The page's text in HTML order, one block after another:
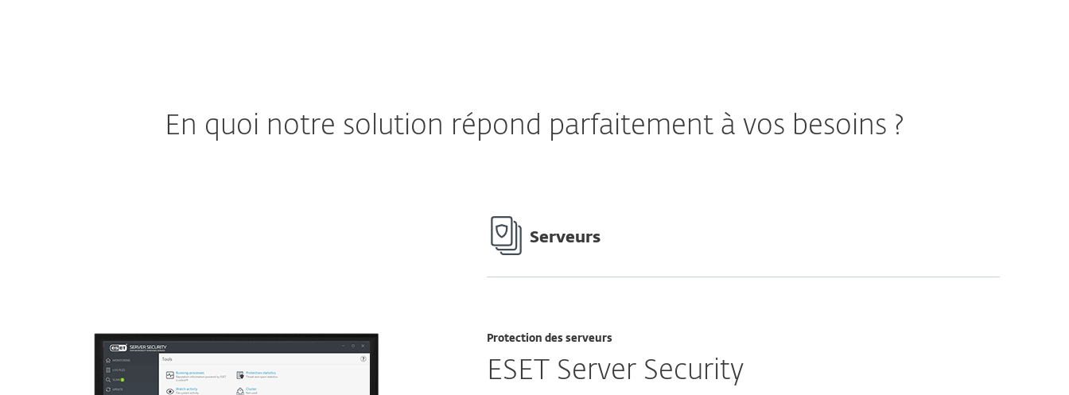
En quoi notre solution répond parfaitement à vos besoins ?
Serveurs
Protection des serveurs
ESET Server Security